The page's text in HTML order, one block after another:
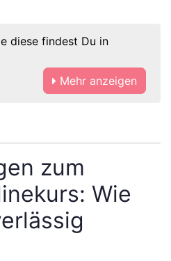
diese findest Du in
Mehr anzeigen
zum
Wie